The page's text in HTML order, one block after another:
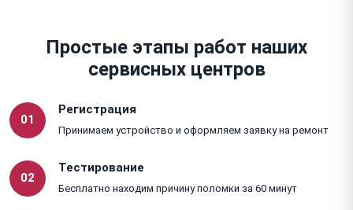
Простые этапы работ наших
сервисных центров
01
Регистрация
Принимаем устройство и оформляем заявку на ремонт
02
Тестирование
Бесплатно находим причину поломки за 60 минут